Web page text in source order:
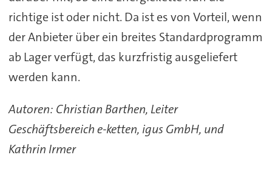
richtige ist oder nicht. Da ist es von Vorteil, wenn
der Anbieter über ein breites Standardprogramm
ab Lager verfügt, das kurzfristig ausgeliefert
werden kann.
Autoren: Christian Barthen, Leiter
Geschäftsbereich e-ketten, igus GmbH, und
Kathrin Irmer